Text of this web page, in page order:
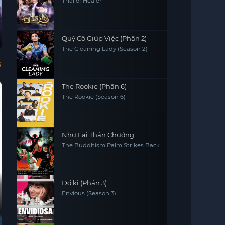
Vietsub - HD
Diên Hi công lược:
Lá ngọc cành vàng
Yanxi Palace:
Princess
Adventures
Xăm Rồng
The Girl With The
Dragon Tattoo
In Blossom
Quý Cô Giúp Việc (Phần 2)
The Cleaning Lady (Season 2)
The Rookie (Phần 6)
The Rookie (Season 6)
Như Lai Thần Chưởng
The Buddhism Palm Strikes Back
Đố kị (Phần 3)
Envious (Season 3)